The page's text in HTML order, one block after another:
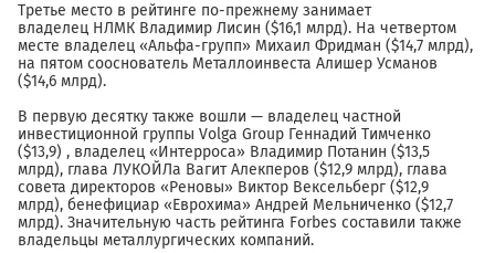
Третье место в рейтинге по-прежнему занимает
владелец НЛМК Владимир Лисин ($16,1 млрд). На четвертом
месте владелец «Альфа-групп» Михаил Фридман ($14,7 млрд),
на пятом сооснователь Металлоинвеста Алишер Усманов
($14,6 млрд).
В первую десятку также вошли — владелец частной
инвестиционной группы Volga Group Геннадий Тимченко
($13,9) , владелец «Интерроса» Владимир Потанин ($13,5
млрд), глава ЛУКОЙЛа Вагит Алекперов ($12,9 млрд), глава
совета директоров «Реновы» Виктор Вексельберг ($12,9
млрд), бенефициар «Еврохима» Андрей Мельниченко ($12,7
млрд). Значительную часть рейтинга Forbes составили также
владельцы металлургических компаний.